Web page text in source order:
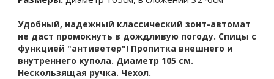
Удобный, надежный классический зонт-автомат
не даст промокнуть в дождливую погоду. Спицы с
функцией "антиветер"! Пропитка внешнего и
внутреннего купола. Диаметр 105 см.
Нескользящая ручка. Чехол.